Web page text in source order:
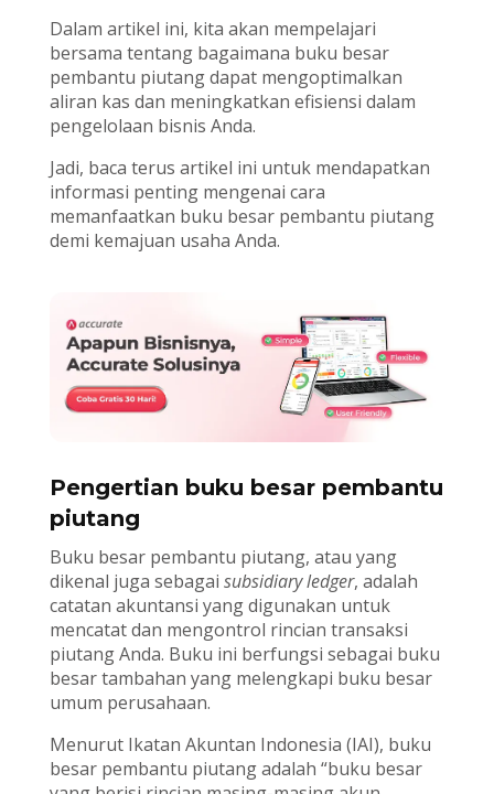
Dalam artikel ini, kita akan mempelajari
bersama tentang bagaimana buku besar
pembantu piutang dapat mengoptimalkan
aliran kas dan meningkatkan efisiensi dalam
pengelolaan bisnis Anda.
Jadi, baca terus artikel ini untuk mendapatkan
informasi penting mengenai cara
memanfaatkan buku besar pembantu piutang
demi kemajuan usaha Anda.
Pengertian buku besar pembantu
piutang
Buku besar pembantu piutang, atau yang
dikenal juga sebagai subsidiary ledger, adalah
catatan akuntansi yang digunakan untuk
mencatat dan mengontrol rincian transaksi
piutang Anda. Buku ini berfungsi sebagai buku
besar tambahan yang melengkapi buku besar
umum perusahaan.
Menurut Ikatan Akuntan Indonesia (IAI), buku
besar pembantu piutang adalah “buku besar